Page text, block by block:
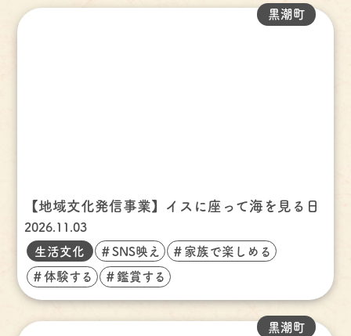
【地域文化発信事業】イスに座って海を見る日
2026.11.03
黒潮町
生活文化 ＃SNS映え ＃家族で楽しめる
＃体験する ＃鑑賞する
黒潮町